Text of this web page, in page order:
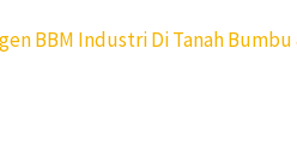
BBM Industri Di Tanah